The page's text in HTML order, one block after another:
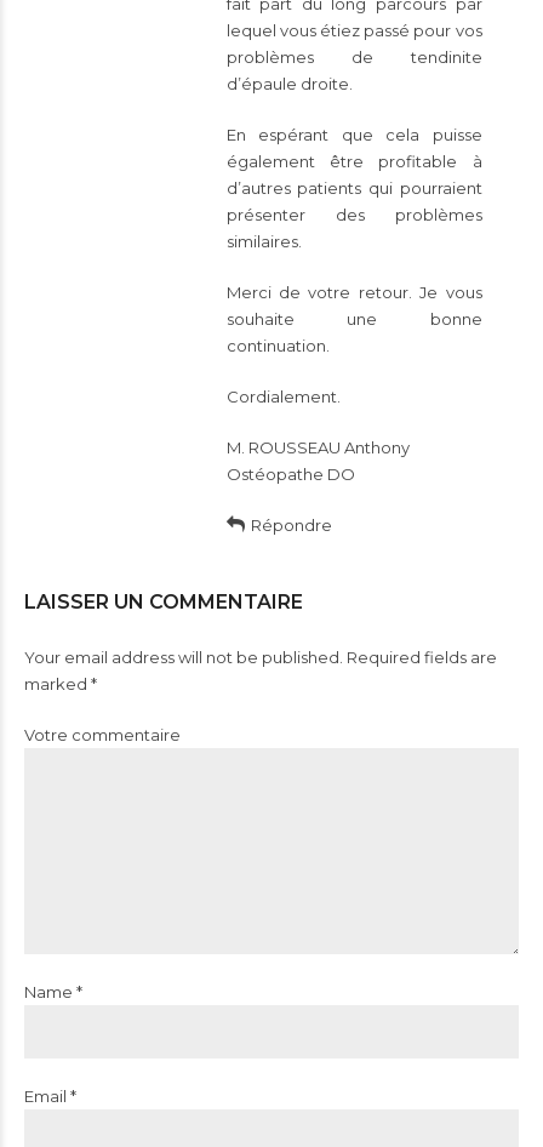
lequel vous étiez passé pour vos
problèmes de tendinite
d’épaule droite.
En espérant que cela puisse
également être profitable à
d’autres patients qui pourraient
présenter des problèmes
similaires.
Merci de votre retour. Je vous
souhaite une bonne
continuation.
Cordialement.
M. ROUSSEAU Anthony
Ostéopathe DO
Répondre
LAISSER UN COMMENTAIRE
Your email address will not be published. Required fields are
marked *
Votre commentaire
Name *
Email *